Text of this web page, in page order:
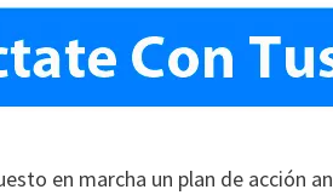
en marcha un plan de acción